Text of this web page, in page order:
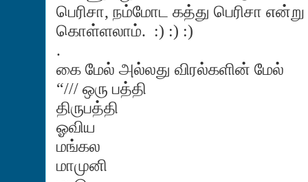
பெரிசா, நம்மோட கத்து பெரிசா
கொள்ளலாம். :) :) :)
.
கை மேல் அல்லது விரல்களின் மேல்
“/// ஒரு பத்தி
திருபத்தி
ஓவிய
மங்கல
மாமுனி